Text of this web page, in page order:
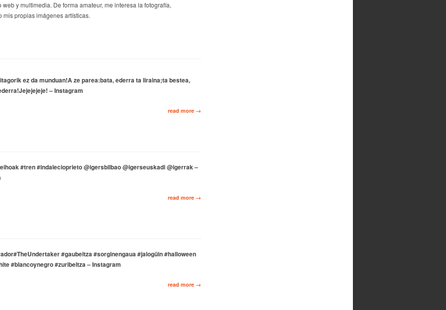
y multimedia. De forma amateur, me interesa la fotografía,
propias imágenes artísticas.
ez da munduan!A ze parea:bata, ederra ta liraina;ta bestea,
– Instagram
read more →
#tren #indalecioprieto @igersbilbao @igerseuskadi @igerrak –
read more →
#gaubeltza #sorginengaua #jalogüin #halloween
#blancoynegro #zuribeltza – Instagram
read more →